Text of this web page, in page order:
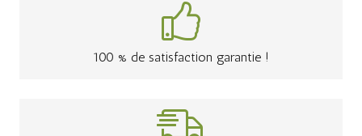
100 % de satisfaction garantie !